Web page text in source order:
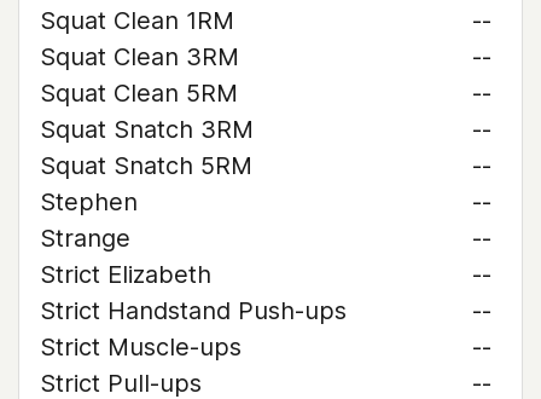
Squat Clean 1RM
--
Squat Clean 3RM
--
Squat Clean 5RM
--
Squat Snatch 3RM
--
Squat Snatch 5RM
--
Stephen
--
Strange
--
Strict Elizabeth
--
Strict Handstand Push-ups
--
Strict Muscle-ups
--
Strict Pull-ups
--